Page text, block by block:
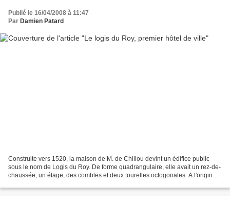
Publié le 16/04/2008 à 11:47
Par Damien Patard
Construite vers 1520, la maison de M. de Chillou devint un édifice public
sous le nom de Logis du Roy. De forme quadrangulaire, elle avait un rez-de-
chaussée, un étage, des combles et deux tourelles octogonales. A l'origine,